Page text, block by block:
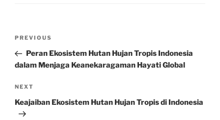
Previous
Post
PREVIOUS
Peran Ekosistem Hutan Hujan Tropis Indonesia
dalam Menjaga Keanekaragaman Hayati Global
Next
Post
NEXT
Keajaiban Ekosistem Hutan Hujan Tropis di Indonesia